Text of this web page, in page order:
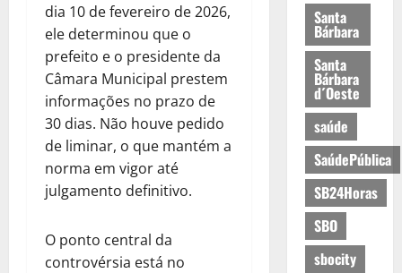
dia 10 de fevereiro de 2026,
ele determinou que o
prefeito e o presidente da
Câmara Municipal prestem
informações no prazo de
30 dias. Não houve pedido
de liminar, o que mantém a
norma em vigor até
julgamento definitivo.
O ponto central da
controvérsia está no
Santa
Bárbara
Santa
Bárbara
d´Oeste
saúde
SaúdePública
SB24Horas
SBO
sbocity